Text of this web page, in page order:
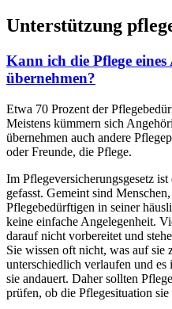
Unterstützung
Kann ich die Pflege
übernehmen?
Etwa 70 Prozent der
Meistens kümmern sich
übernehmen auch andere
oder Freunde, die Pflege.
Im Pflegeversicherungsgesetz
gefasst. Gemeint sind
Pflegebedürftigen in seiner
keine einfache Angelegenheit.
darauf nicht vorbereitet und
Sie wissen oft nicht, was auf sie
unterschiedlich verlaufen und es
sie andauert. Daher sollten
prüfen, ob die Pflegesituation